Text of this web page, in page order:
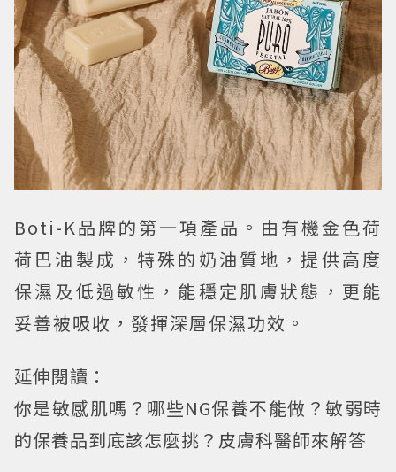
Boti-K品牌的第一項產品。由有機金色荷
荷巴油製成，特殊的奶油質地，提供高度
保濕及低過敏性，能穩定肌膚狀態，更能
妥善被吸收，發揮深層保濕功效。
延伸閱讀：
你是敏感肌嗎？哪些NG保養不能做？敏弱時
的保養品到底該怎麼挑？皮膚科醫師來解答